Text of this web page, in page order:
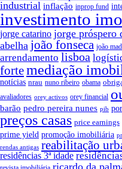
industrial inflação inprop fund
investimento
jorge catarino jorge próspero
abelha joão fonseca joão
arrendamento lisboa
fortemediação
notícias nrau nuno ribeiro obama
avaliadores orey activos orey financial
barão pedro pereira nunes pib
preços casas price earnings
prime yield promoção imobiliária
rendas antigas reabilitação
residências 3ª idade
ricardo da